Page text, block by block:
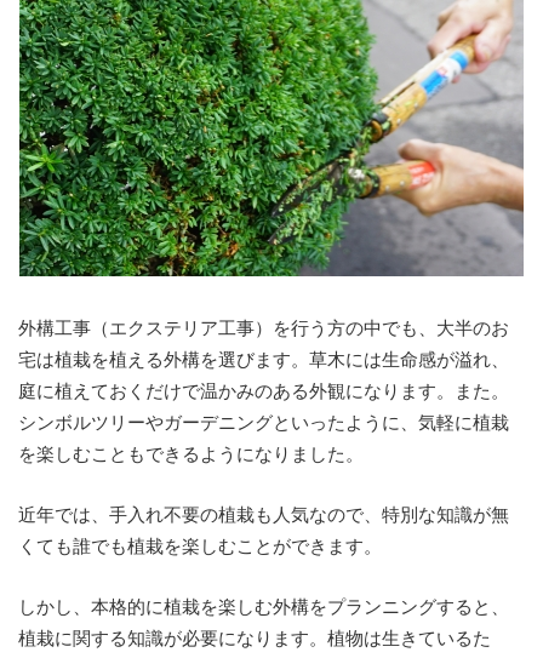
外構工事（エクステリア工事）を行う方の中でも、大半のお
宅は植栽を植える外構を選びます。草木には生命感が溢れ、
庭に植えておくだけで温かみのある外観になります。また。
シンボルツリーやガーデニングといったように、気軽に植栽
を楽しむこともできるようになりました。
近年では、手入れ不要の植栽も人気なので、特別な知識が無
くても誰でも植栽を楽しむことができます。
しかし、本格的に植栽を楽しむ外構をプランニングすると、
植栽に関する知識が必要になります。植物は生きているた